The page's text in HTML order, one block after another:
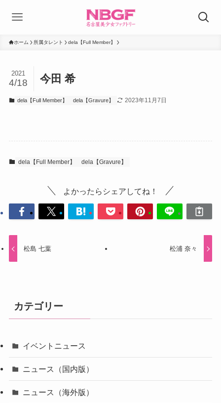
ホーム 所属タレント dela【Full Member】
今田 希
2021
4/18
dela【Full Member】 dela【Gravure】 2023年11月7日
dela【Full Member】 dela【Gravure】
よかったらシェアしてね！
松島 七葉 松浦 奈々
カテゴリー
イベントニュース
ニュース（国内版）
ニュース（海外版）